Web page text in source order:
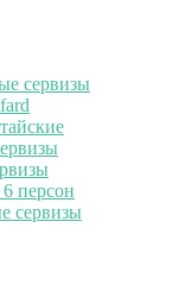
сервизы
персон
сервизы